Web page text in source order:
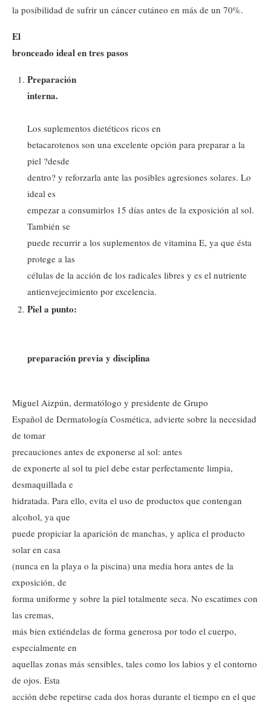
la posibilidad de sufrir un cáncer cutáneo en más de un 70%.
El
bronceado ideal en tres pasos
Preparación
interna.
Los suplementos dietéticos ricos en
betacarotenos son una excelente opción para preparar a la
piel ?desde
dentro? y reforzarla ante las posibles agresiones solares. Lo
ideal es
empezar a consumirlos 15 días antes de la exposición al sol.
También se
puede recurrir a los suplementos de vitamina E, ya que ésta
protege a las
células de la acción de los radicales libres y es el nutriente
antienvejecimiento por excelencia.
Piel a punto:
preparación previa y disciplina
Miguel Aizpún, dermatólogo y presidente de Grupo
Español de Dermatología Cosmética, advierte sobre la necesidad
de tomar
precauciones antes de exponerse al sol: antes
de exponerte al sol tu piel debe estar perfectamente limpia,
desmaquillada e
hidratada. Para ello, evita el uso de productos que contengan
alcohol, ya que
puede propiciar la aparición de manchas, y aplica el producto
solar en casa
(nunca en la playa o la piscina) una media hora antes de la
exposición, de
forma uniforme y sobre la piel totalmente seca. No escatimes con
las cremas,
más bien extiéndelas de forma generosa por todo el cuerpo,
especialmente en
aquellas zonas más sensibles, tales como los labios y el contorno
de ojos. Esta
acción debe repetirse cada dos horas durante el tiempo en el que